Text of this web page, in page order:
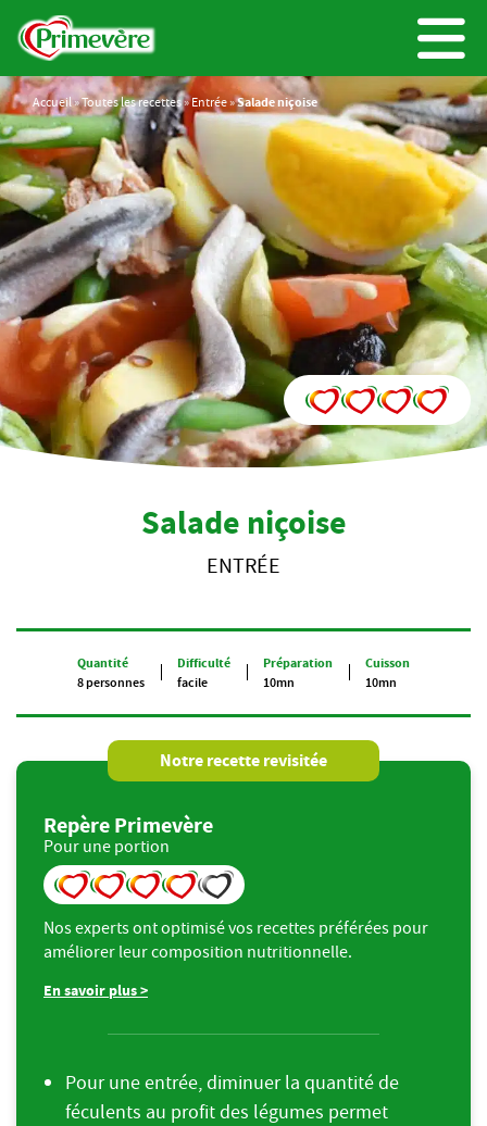
Accueil»Toutes les recettes»Entrée»Salade niçoise
Salade niçoise
ENTRÉE
Quantité
8 personnes
Difficulté
facile
Préparation
10mn
Cuisson
10mn
Notre recette revisitée
Repère Primevère
Pour une portion
Nos experts ont optimisé vos recettes préférées pour
améliorer leur composition nutritionnelle.
En savoir plus >
Pour une entrée, diminuer la quantité de
féculents au profit des légumes permet